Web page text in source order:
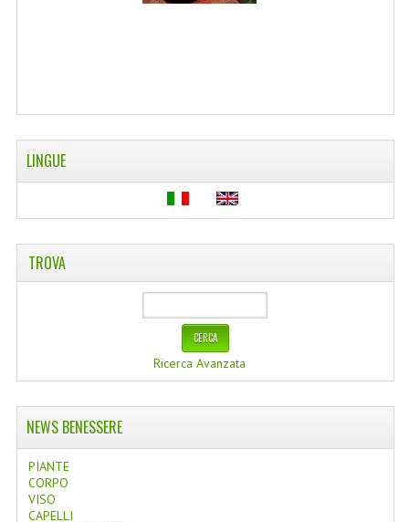
OLI ESSENZIALI
FITOTERAPIA NEWS
FIORI DI BACH
LINEA OK
MONDO MANCINO
LINGUE
TROVA
Ricerca Avanzata
NEWS BENESSERE
PIANTE
CORPO
VISO
CAPELLI